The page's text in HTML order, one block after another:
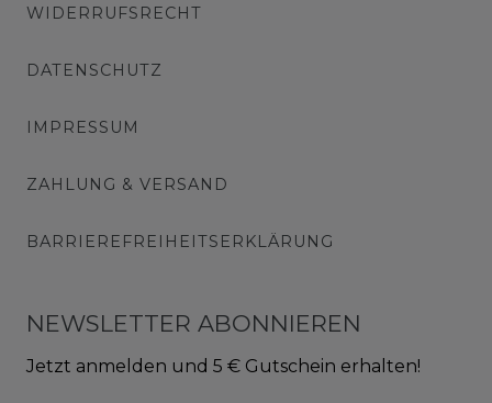
WIDERRUFSRECHT
DATENSCHUTZ
IMPRESSUM
ZAHLUNG & VERSAND
BARRIEREFREIHEITSERKLÄRUNG
NEWSLETTER ABONNIEREN
Jetzt anmelden und 5 € Gutschein erhalten!